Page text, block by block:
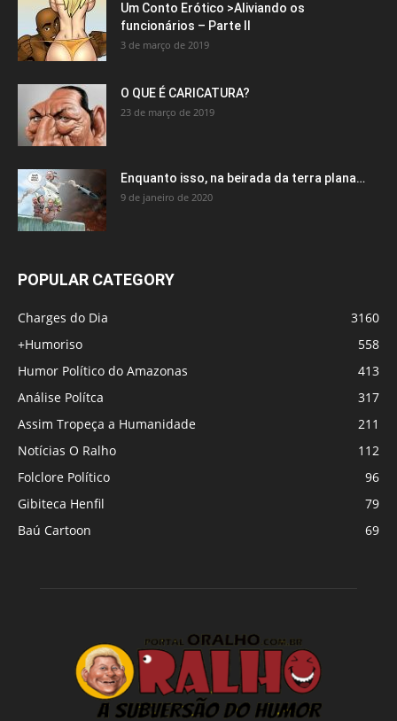
Um Conto Erótico >Aliviando os
funcionários – Parte II
3 de março de 2019
O QUE É CARICATURA?
23 de março de 2019
Enquanto isso, na beirada da terra plana…
9 de janeiro de 2020
POPULAR CATEGORY
Charges do Dia
3160
+Humoriso
558
Humor Político do Amazonas
413
Análise Polítca
317
Assim Tropeça a Humanidade
211
Notícias O Ralho
112
Folclore Político
96
Gibiteca Henfil
79
Baú Cartoon
69